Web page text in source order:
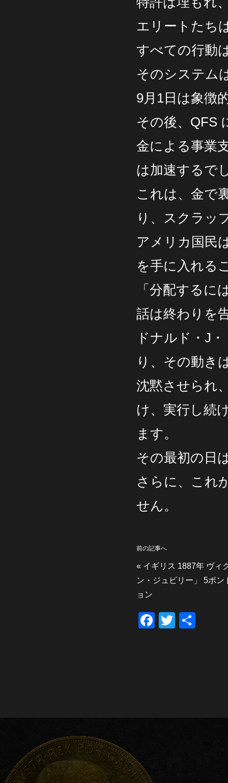
エリートたち
すべての行動
そのシステム
9月1日は象徴
その後、QFS
金による事業
は加速するで
これは、金で
り、スクラッ
アメリカ国民
を手に入れる
「分配する
話は終わりを
ドナルド・J
り、その動き
沈黙させられ
け、実行し続
ます。
その最初の日
さらに、これ
せん。
前の記事へ
« イギリス 1887年 ヴィ
ン・ジュビリー」 5ポ
ョン
F
o
T